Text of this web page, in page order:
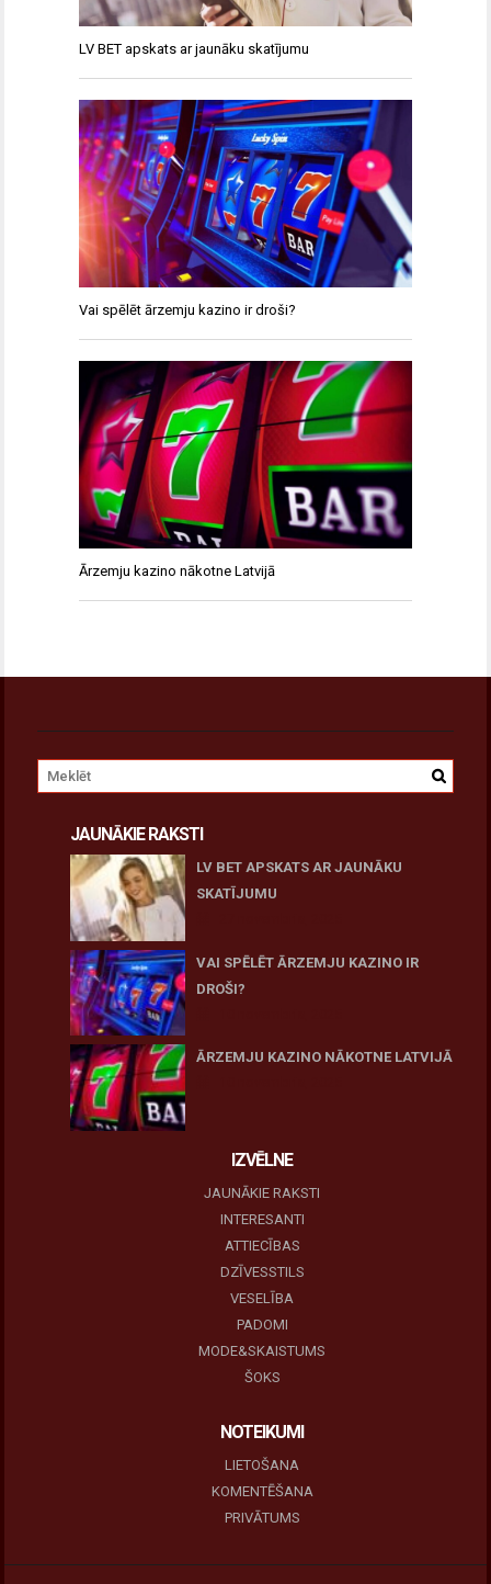
LV BET apskats ar jaunāku skatījumu
Vai spēlēt ārzemju kazino ir droši?
Ārzemju kazino nākotne Latvijā
JAUNĀKIE RAKSTI
LV BET APSKATS AR JAUNĀKU
SKATĪJUMU
VAI SPĒLĒT ĀRZEMJU KAZINO IR
DROŠI?
ĀRZEMJU KAZINO NĀKOTNE LATVIJĀ
IZVĒLNE
JAUNĀKIE RAKSTI
INTERESANTI
ATTIECĪBAS
DZĪVESSTILS
VESELĪBA
PADOMI
MODE&SKAISTUMS
ŠOKS
NOTEIKUMI
LIETOŠANA
KOMENTĒŠANA
PRIVĀTUMS